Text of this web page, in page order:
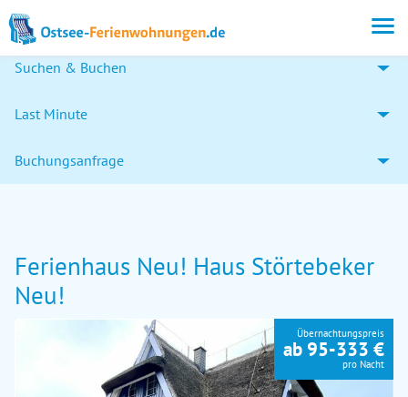
Suchen & Buchen
Last Minute
Buchungsanfrage
Ferienhaus Neu! Haus Störtebeker
Neu!
Übernachtungspreis
ab 95-333 €
pro Nacht